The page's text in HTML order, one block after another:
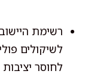
רשימת
לשיקולים
לחוסר